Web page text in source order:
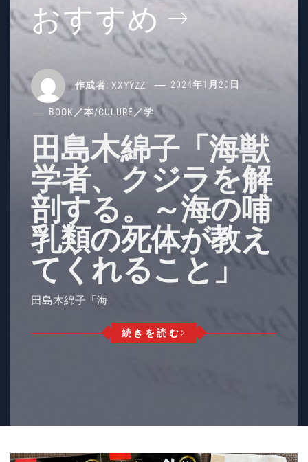
おすすめ
作成者: XXYYZZ 2024年1月20日
BOOK／本/CULURE／学
田島木綿子「海獣
学者、クジラを解
剖する。～海の哺
乳類の死体が教え
てくれること」
田島木綿子「海
続きを読む